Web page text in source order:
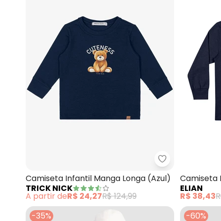
Trick Nick -
Camiseta Infantil Manga Longa (Azul)
TRICK NICK
A partir deR$ 24,27R$ 124,99
Camiseta
ELIAN
R$ 38,43
-35%
-60%